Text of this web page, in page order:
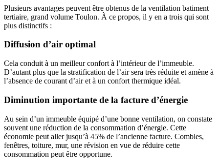
Plusieurs avantages peuvent être obtenus de la ventilation batiment
tertiaire, grand volume Toulon. À ce propos, il y en a trois qui sont
plus distinctifs :
Diffusion d’air optimal
Cela conduit à un meilleur confort à l’intérieur de l’immeuble.
D’autant plus que la stratification de l’air sera très réduite et amène à
l’absence de courant d’air et à un confort thermique idéal.
Diminution importante de la facture d’énergie
Au sein d’un immeuble équipé d’une bonne ventilation, on constate
souvent une réduction de la consommation d’énergie. Cette
économie peut aller jusqu’à 45% de l’ancienne facture. Combles,
fenêtres, toiture, mur, une révision en vue de réduire cette
consommation peut être opportune.